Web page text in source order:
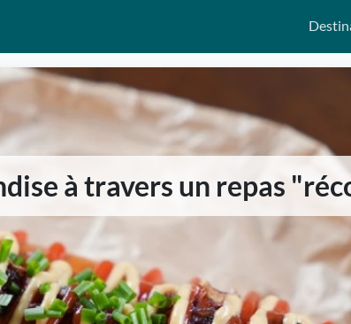
à travers un repas